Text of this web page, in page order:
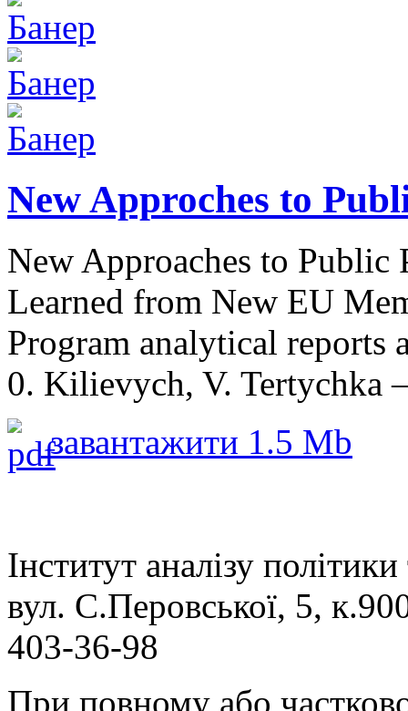
New Approches to
New Approaches to
Learned from New EU
Program analytical reports
0. Kilievych, V.
завантажити 1.5 Mb
Інститут аналізу
вул. С.Перовської, 5,
403-36-98
При повному або